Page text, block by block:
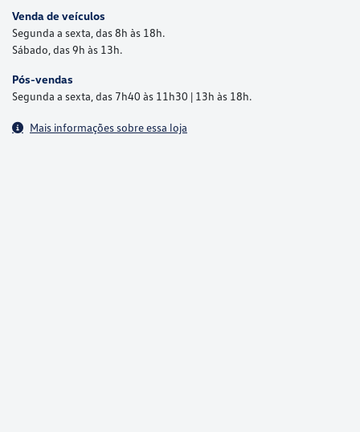
Venda de veículos
Segunda a sexta, das 8h às 18h.
Sábado, das 9h às 13h.
Pós-vendas
Segunda a sexta, das 7h40 às 11h30 | 13h às 18h.
Mais informações sobre essa loja